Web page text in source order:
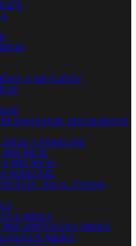
A METLIČKY
POCHODOVÉ
A PERKUSIE
BICIE
PRE BICIE
PERKUSIE
JOGA, ETHNO,
MISKY
SPIEVAJÚCE MISKY
MISKY